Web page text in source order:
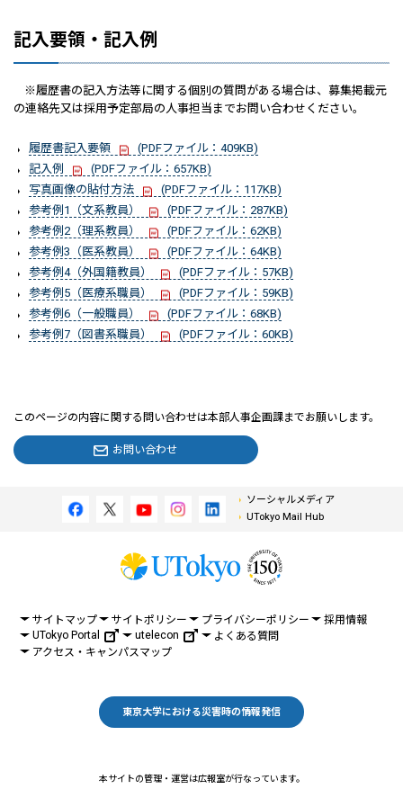
記入要領・記入例
※履歴書の記入方法等に関する個別の質問がある場合は、募集掲載元
の連絡先又は採用予定部局の人事担当までお問い合わせください。
履歴書記入要領
(PDFファイル：409KB)
記入例
(PDFファイル：657KB)
写真画像の貼付方法
(PDFファイル：117KB)
参考例1（文系教員）
(PDFファイル：287KB)
参考例2（理系教員）
(PDFファイル：62KB)
参考例3（医系教員）
(PDFファイル：64KB)
参考例4（外国籍教員）
(PDFファイル：57KB)
参考例5（医療系職員）
(PDFファイル：59KB)
参考例6（一般職員）
(PDFファイル：68KB)
参考例7（図書系職員）
(PDFファイル：60KB)
このページの内容に関する問い合わせは本部人事企画課までお願いします。
お問い合わせ
ソーシャルメディア
UTokyo Mail Hub
サイトマップ サイトポリシー プライバシーポリシー
採用情報
UTokyo Portal
utelecon
よくある質問
アクセス・キャンパスマップ
東京大学における災害時の情報発信
本サイトの管理・運営は広報室が行なっています。